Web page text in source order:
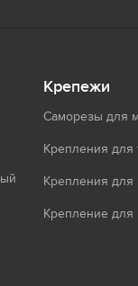
Крепежи
Саморезы для
Крепления для
Крепления для
Крепление для